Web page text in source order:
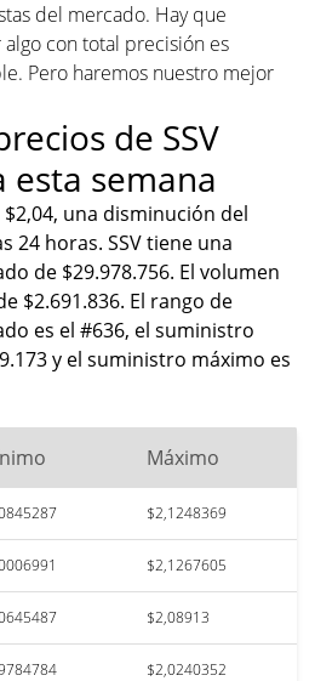
del mercado. Hay que
con total precisión es
Pero haremos nuestro mejor
de SSV
semana
$2,04, una disminución del
24 horas. SSV tiene una
de $29.978.756. El volumen
$2.691.836. El rango de
es el #636, el suministro
y el suministro máximo es
Máximo
$2,1248369
$2,1267605
$2,08913
$2,0240352